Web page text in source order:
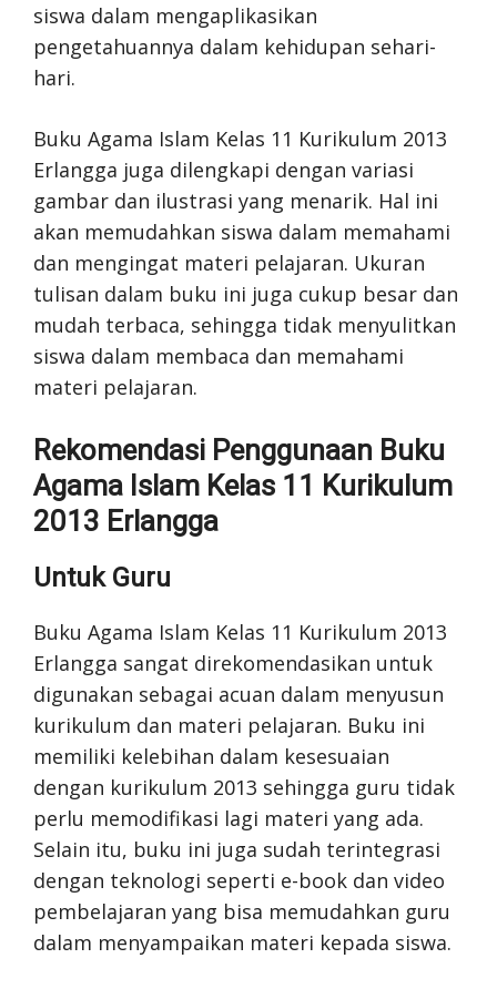
siswa dalam mengaplikasikan
pengetahuannya dalam kehidupan sehari-
hari.
Buku Agama Islam Kelas 11 Kurikulum 2013
Erlangga juga dilengkapi dengan variasi
gambar dan ilustrasi yang menarik. Hal ini
akan memudahkan siswa dalam memahami
dan mengingat materi pelajaran. Ukuran
tulisan dalam buku ini juga cukup besar dan
mudah terbaca, sehingga tidak menyulitkan
siswa dalam membaca dan memahami
materi pelajaran.
Rekomendasi Penggunaan Buku
Agama Islam Kelas 11 Kurikulum
2013 Erlangga
Untuk Guru
Buku Agama Islam Kelas 11 Kurikulum 2013
Erlangga sangat direkomendasikan untuk
digunakan sebagai acuan dalam menyusun
kurikulum dan materi pelajaran. Buku ini
memiliki kelebihan dalam kesesuaian
dengan kurikulum 2013 sehingga guru tidak
perlu memodifikasi lagi materi yang ada.
Selain itu, buku ini juga sudah terintegrasi
dengan teknologi seperti e-book dan video
pembelajaran yang bisa memudahkan guru
dalam menyampaikan materi kepada siswa.